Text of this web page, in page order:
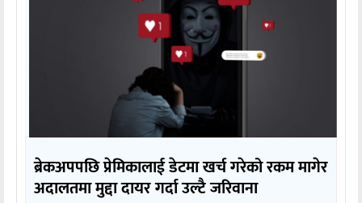
ब्रेकअपपछि प्रेमिकालाई डेटमा खर्च गरेको रकम मागेर
अदालतमा मुद्दा दायर गर्दा उल्टै जरिवाना